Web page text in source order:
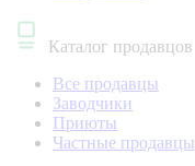
Каталог продавцов
Все продавцы
Заводчики
Приюты
Частные продавцы